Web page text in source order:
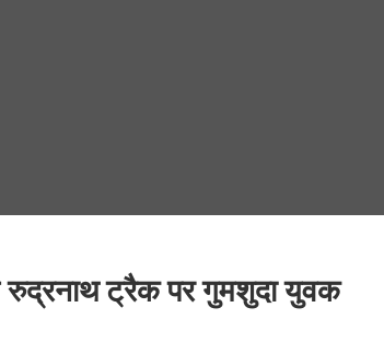
रुद्रनाथ ट्रैक पर गुमशुदा युवक